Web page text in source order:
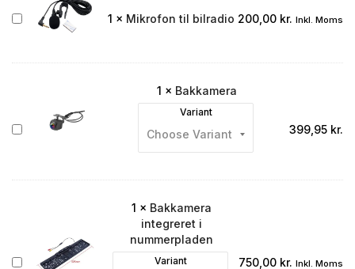
Auto
bilradio
Mikrofon
1 × Mikrofon til bilradio 200,00 kr. Inkl. Moms
Bakkamera
1 × Bakkamera
Variant
399,95 kr.
Bakkamera
1 × Bakkamera
integreret i
nummerpladen
Variant 750,00 kr. Inkl. Moms